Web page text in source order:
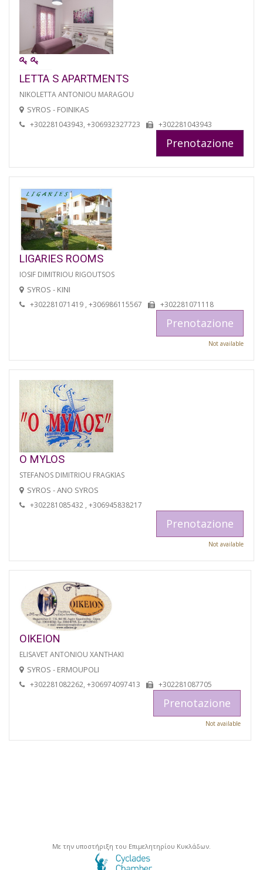
LETTA S APARTMENTS
NIKOLETTA ANTONIOU MARAGOU
SYROS - FOINIKAS
+302281043943, +306932327723 +302281043943
Prenotazione
LIGARIES ROOMS
IOSIF DIMITRIOU RIGOUTSOS
SYROS - KINI
+302281071419 , +306986115567 +302281071118
Prenotazione
Not available
O MYLOS
STEFANOS DIMITRIOU FRAGKIAS
SYROS - ANO SYROS
+302281085432 , +306945838217
Prenotazione
Not available
OIKEION
ELISAVET ANTONIOU XANTHAKI
SYROS - ERMOUPOLI
+302281082262, +306974097413 +302281087705
Prenotazione
Not available
Με την υποστήριξη του Επιμελητηρίου Κυκλάδων.